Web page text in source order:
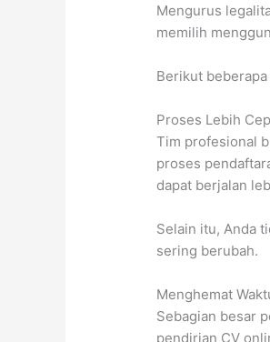
Mengurus
memilih
Berikut
Proses Lebih
Tim profesional
proses
dapat berjalan
Selain itu, Anda
sering berubah.
Menghemat
Sebagian besar
pendirian CV